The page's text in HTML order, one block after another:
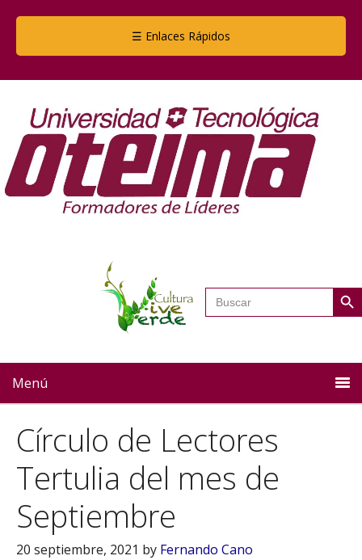
☰ Enlaces Rápidos
Buscar: Botón
Menú
Círculo de Lectores
Tertulia del mes de
Septiembre
20 septiembre, 2021 by Fernando Cano